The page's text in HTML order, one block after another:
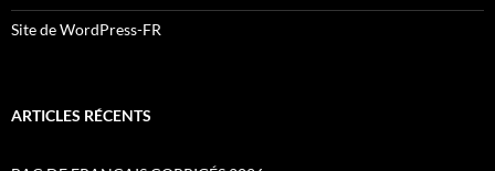
Site de WordPress-FR
ARTICLES RÉCENTS